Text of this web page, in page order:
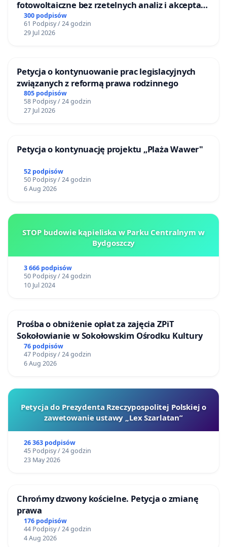
fotowoltaiczne bez rzetelnych analiz i akceptacji
mieszkańców
300 podpisów
61 Podpisy / 24 godzin
29 Jul 2026
Petycja o kontynuowanie prac legislacyjnych
związanych z reformą prawa rodzinnego
805 podpisów
58 Podpisy / 24 godzin
27 Jul 2026
Petycja o kontynuację projektu „Plaża Wawer"
52 podpisów
50 Podpisy / 24 godzin
6 Aug 2026
STOP budowie kąpieliska w Parku Centralnym w
Bydgoszczy
3 666 podpisów
50 Podpisy / 24 godzin
10 Jul 2024
Prośba o obniżenie opłat za zajęcia ZPiT
Sokołowianie w Sokołowskim Ośrodku Kultury
76 podpisów
47 Podpisy / 24 godzin
6 Aug 2026
Petycja do Prezydenta Rzeczypospolitej Polskiej o
zawetowanie ustawy „Lex Szarlatan”
26 363 podpisów
45 Podpisy / 24 godzin
23 May 2026
Chrońmy dzwony kościelne. Petycja o zmianę
prawa
176 podpisów
44 Podpisy / 24 godzin
4 Aug 2026